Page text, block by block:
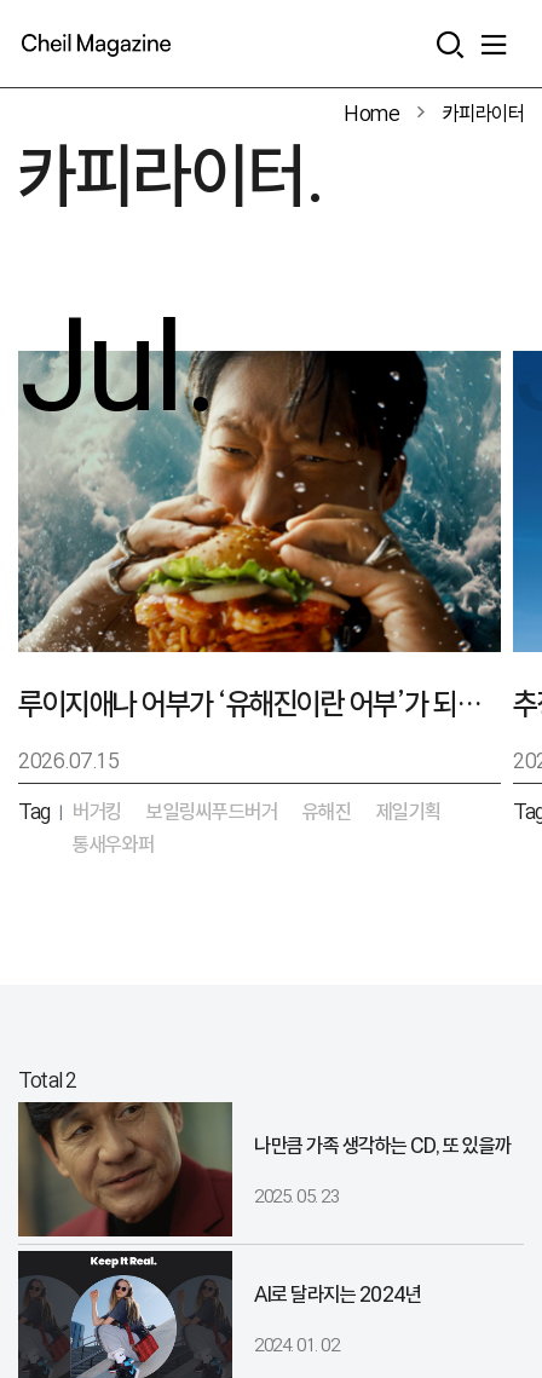
Home 카피라이터
카피라이터.
Jul.
루이지애나 어부가 ‘유해진이란 어부’가 되기까지 – 버거킹 보일링씨푸드버거 캠페인
2026.07.15
Tag | 버거킹 보일링씨푸드버거 유해진
제일기획
통새우와퍼
Total 2
나만큼 가족 생각하는 CD, 또 있을까
2025. 05. 23
AI로 달라지는 2024년
2024. 01. 02